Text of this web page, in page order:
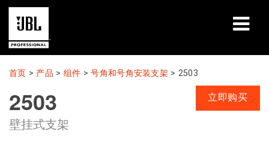
产品
案例研究
学习课程
首页 > 产品 > 组件 >号角和号角安装支架 > 2503
2503
壁挂式支架
立即购买